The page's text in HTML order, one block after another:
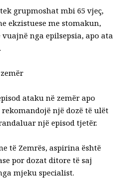
grupmoshat mbi 65 vjeç,
ekzistuese me stomakun,
nga epilsepsia, apo ata
ataku në zemër apo
një dozë të ulët
një episod tjetër.
të Zemrës, aspirina është
por dozat ditore të saj
mjeku specialist.